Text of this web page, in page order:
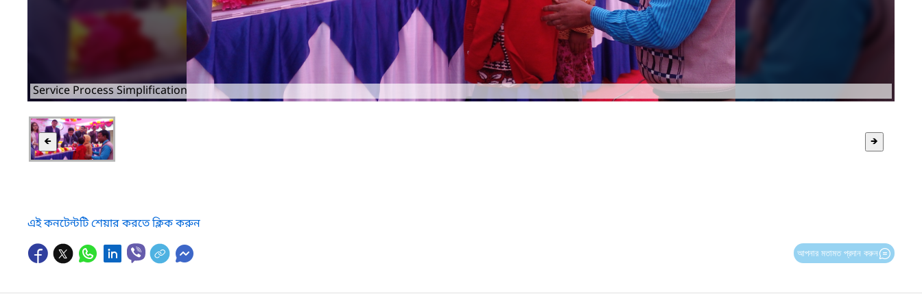
Service Process Simplification
🡸 🡺
এই কনটেন্টটি শেয়ার করতে ক্লিক করুন
আপনার মতামত প্রদান করুন